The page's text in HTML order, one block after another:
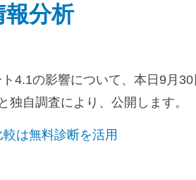
分析
4.1の影響について、本日9月
自調査により、公開します。
較は無料診断を活用